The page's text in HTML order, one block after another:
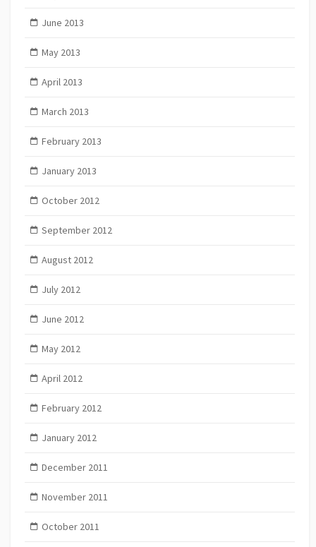
June 2013
May 2013
April 2013
March 2013
February 2013
January 2013
October 2012
September 2012
August 2012
July 2012
June 2012
May 2012
April 2012
February 2012
January 2012
December 2011
November 2011
October 2011